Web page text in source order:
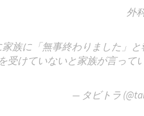
外
家族に「無事終わりました」
受けていないと家族が言っ
— タビトラ